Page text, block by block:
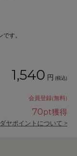
す。
1,540 円 (税込)
会員登録(無料)
70pt獲得
ヤポイントについて >